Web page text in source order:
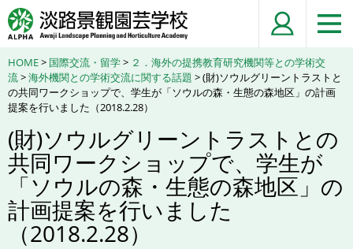
HOME> 国際交流・留学> ２．海外の提携教育研究機関等との学術交
流>海外機関との学術交流に関する話題 > (財)ソウルグリーントラストと
の共同ワークショップで、学生が「ソウルの森・生態の森地区」の計画
提案を行いました（2018.2.28）
(財)ソウルグリーントラストとの
共同ワークショップで、学生が
「ソウルの森・生態の森地区」の
計画提案を行いました
（2018.2.28）